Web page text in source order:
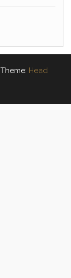
Theme: Head